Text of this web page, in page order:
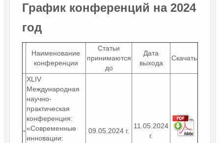
График конференций на 2024
год
Наименование
конференции
Статьи
принимаются
до
Дата
выхода
Скачать
XLIV
Международная
научно-
практическая
конференция:
«Современные
инновации:
09.05.2024 г.
11.05.2024
г.